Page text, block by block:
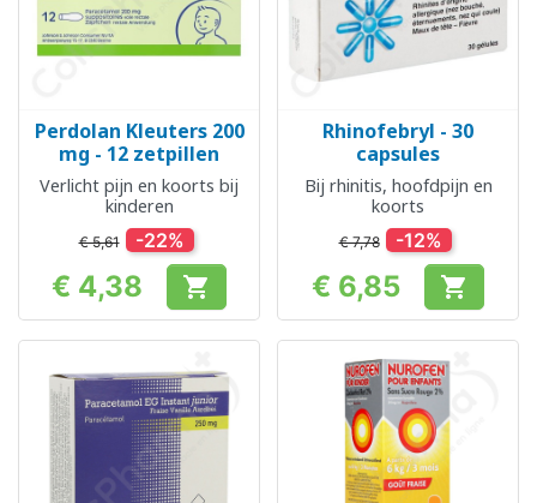
Perdolan Kleuters 200
mg - 12 zetpillen
Verlicht pijn en koorts bij
kinderen
€ 5,61 -22%
Prijs
€ 4,38 
Rhinofebryl - 30
capsules
Bij rhinitis, hoofdpijn en
koorts
€ 7,78 -12%
Prijs
€ 6,85 